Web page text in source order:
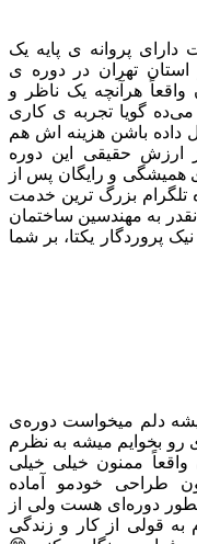
پروانه ی پایه یک
تهران در دوره ی
هرآنچه یک ناظر و
گویا تجربه ی کاری
داده باشن هزینه اش هم
ارزش حقیقی این دوره
همیشگی و رایگان پس از
تلگرام بزرگ ترین خدمت
به مهندسین ساختمان
پروردگار یکتا، بر شما
دلم میخواست دوره‌ی
رو بخوایم میشه به نظرم
ممنون خیلی خیلی
طراحی خودمو آماده
دوره‌ای هست ولی از
قولی از کار و زندگی